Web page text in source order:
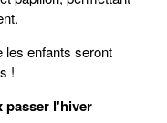
les enfants seront
!
passer l'hiver